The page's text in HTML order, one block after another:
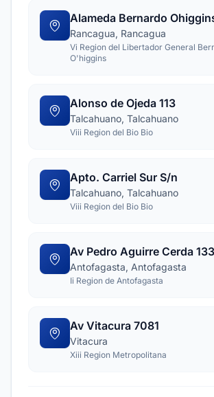
Alameda Bernardo
Rancagua, Rancagua
Vi Region del Libertador General
O'higgins
Alonso de Ojeda 113
Talcahuano, Talcahuano
Viii Region del Bio Bio
Apto. Carriel Sur S/n
Talcahuano, Talcahuano
Viii Region del Bio Bio
Av Pedro Aguirre Cerda
Antofagasta, Antofagasta
Ii Region de Antofagasta
Av Vitacura 7081
Vitacura
Xiii Region Metropolitana